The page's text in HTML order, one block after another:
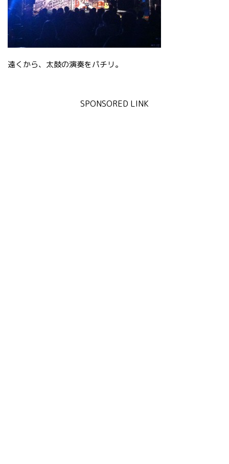
遠くから、太鼓の演奏をパチリ。
SPONSORED LINK